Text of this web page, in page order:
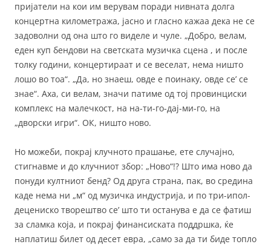
пријатели на кои им верувам поради нивната долга
концертна километража, јасно и гласно кажаа дека не се
задоволни од она што го виделе и чуле. „Добро, велам,
еден куп бендови на светската музичка сцена , и после
толку години, концертираат и се веселат, нема ништо
лошо во тоа“. „Да, но знаеш, овде е поинаку, овде се’ се
знае“. Аха, си велам, значи патиме од тој провинциски
комплекс на малечкост, на на-ти-го-дај-ми-го, на
„дворски игри“. ОК, ништо ново.
Но можеби, покрај клучното прашање, ете случајно,
стигнавме и до клучниот збор: „Ново“!? Што има ново да
понуди култниот бенд? Од друга страна, пак, во средина
каде нема ни „м“ од музичка индустрија, и по три-ипол-
децениско творештво се’ што ти останува е да се фатиш
за сламка која, и покрај финансиската поддршка, ќе
наплатиш билет од десет евра, „само за да ти биде топло